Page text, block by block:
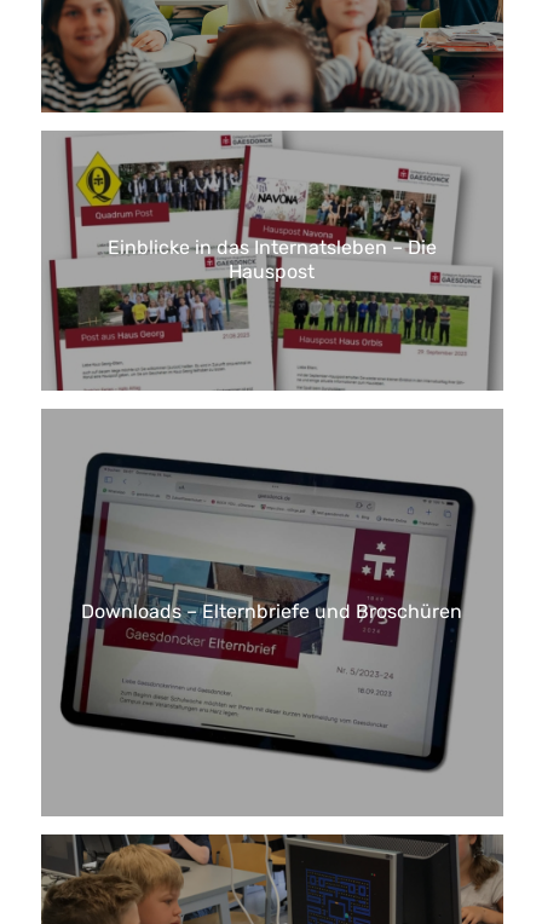
Einblicke in das Internatsleben – Die
Hauspost
Downloads – Elternbriefe und Broschüren